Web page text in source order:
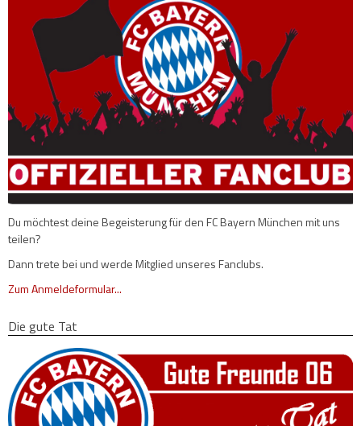
Du möchtest deine Begeisterung für den FC Bayern München mit uns
teilen?
Dann trete bei und werde Mitglied unseres Fanclubs.
Zum Anmeldeformular...
Die gute Tat